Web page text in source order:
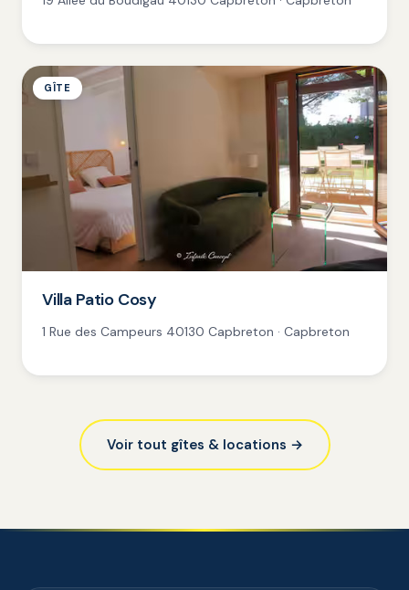
GÎTE
Villa Patio Cosy
1 Rue des Campeurs 40130 Capbreton · Capbreton
Voir tout gîtes & locations →